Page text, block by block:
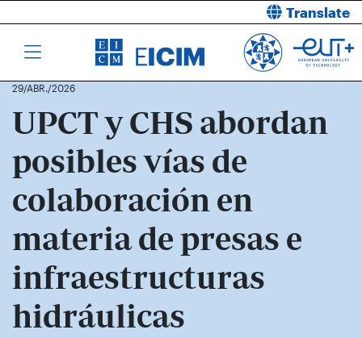
Translate
29/ABR./2026
UPCT y CHS abordan
posibles vías de
colaboración en
materia de presas e
infraestructuras
hidráulicas